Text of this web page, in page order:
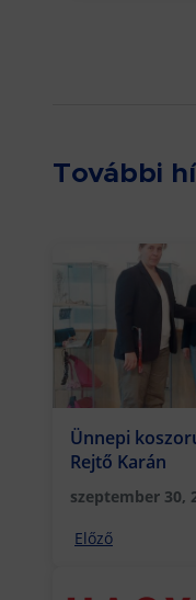
További
Ünnepi
Rejtő Karán
szeptember 30,
Előző